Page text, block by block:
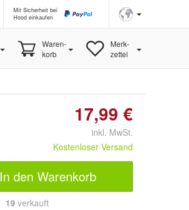
Mit Sicherheit bei
Hood einkaufen
Waren-
korb
Merk-
zettel
17,99 €
inkl. MwSt.
Kostenloser Versand
In den Warenkorb
19 verkauft